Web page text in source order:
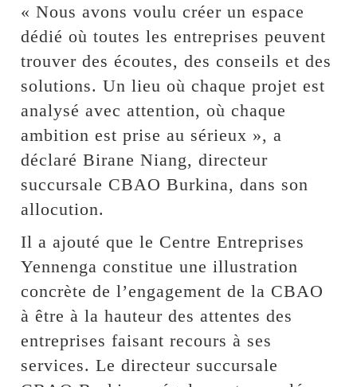
« Nous avons voulu créer un espace
dédié où toutes les entreprises peuvent
trouver des écoutes, des conseils et des
solutions. Un lieu où chaque projet est
analysé avec attention, où chaque
ambition est prise au sérieux », a
déclaré Birane Niang, directeur
succursale CBAO Burkina, dans son
allocution.
Il a ajouté que le Centre Entreprises
Yennenga constitue une illustration
concrète de l’engagement de la CBAO
à être à la hauteur des attentes des
entreprises faisant recours à ses
services. Le directeur succursale